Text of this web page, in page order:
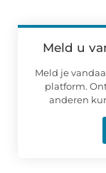
Meld u
Meld je
platform.
anderen